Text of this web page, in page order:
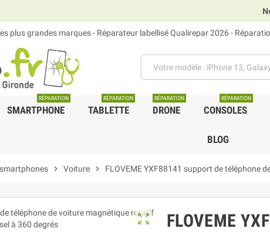
Nous
plus grandes marques - Réparateur labellisé Qualirepar 2026 -
SMARTPHONE
RÉPARATION
TABLETTE
RÉPARATION
DRONE
RÉPARATION
CONSOLES
RÉPARATION
BLOG
chevron_right Voiture chevron_right FLOVEME YXF88141 support de téléphone
zoom_out_map
FLOVEME